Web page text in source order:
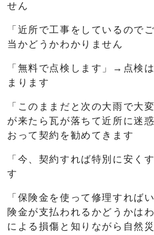
せん
「近所で工事をしているので
当かどうかわかりません
「無料で点検します」→点検
まります
「このままだと次の大雨で大
が来たら瓦が落ちて近所に迷
おって契約を勧めてきます
「今、契約すれば特別に安く
す
「保険金を使って修理すれば
険金が支払われるかどうかは
による損傷と知りながら自然